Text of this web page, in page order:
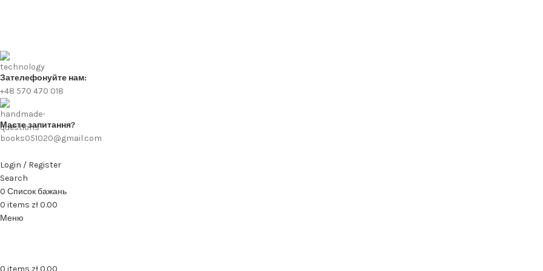
Зателефонуйте нам:
+48 570 470 018
Маєте запитання?
books051020@gmail.com
Login / Register
Search
0 Список бажань
0 items zł0.00
Меню
0 items zł0.00